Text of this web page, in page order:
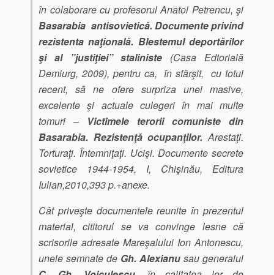
în colaborare cu profesorul Anatol Petrencu, şi
Basarabia antisovietică. Documente privind
rezistenta naţională. Blestemul deportărilor
şi al ”justiţiei” staliniste (Casa Edtorială
Demiurg, 2009), pentru ca, în sfârşit, cu totul
recent, să ne ofere surpriza unei masive,
excelente şi actuale culegeri în mai multe
tomuri – Victimele terorii comuniste din
Basarabia. Rezistenţă ocupanţilor.Arestaţi.
Torturaţi. Întemniţaţi. Ucişi. Documente secrete
sovietice 1944-1954, I, Chişinău, Editura
Iulian,2010,393 p.+anexe.
Cât priveşte documentele reunite în prezentul
material, cititorul se va convinge lesne că
scrisorile adresate Mareşalului Ion Antonescu,
unele semnate de Gh. Alexianu sau generalul